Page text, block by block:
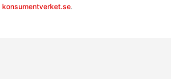
konsumentverket.se.